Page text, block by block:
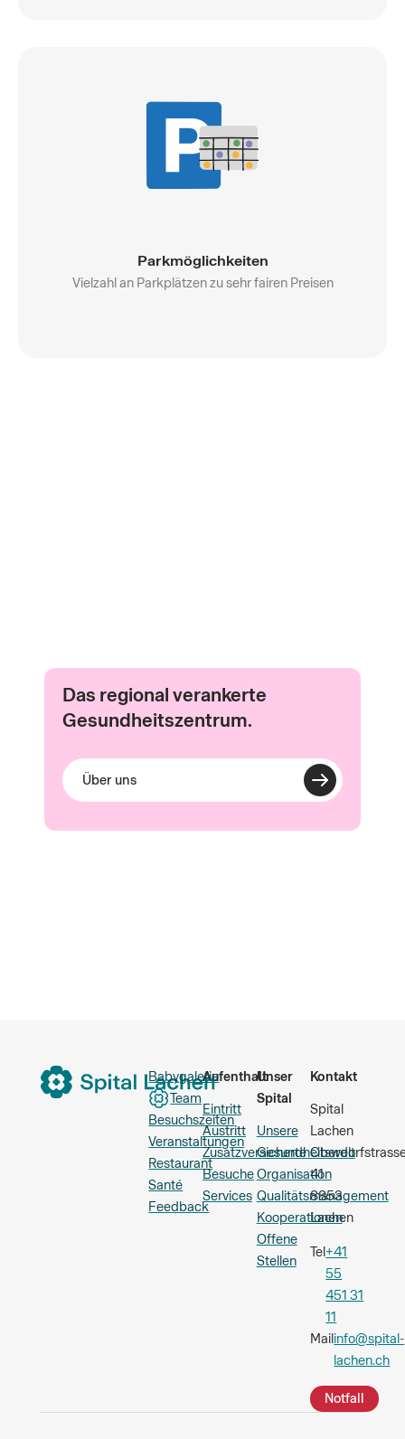
Parkmöglichkeiten
Vielzahl an Parkplätzen zu sehr fairen Preisen
Das regional verankerte
Gesundheitszentrum.
Über uns
Babygalerie
Team
Besuchszeiten
Veranstaltungen
Restaurant
Santé
Feedback
Aufenthalt
Eintritt
Austritt
Zusatzversicherte
Besuche
Services
Unser
Spital
Unsere
Gesundheitswelt
Organisation
Qualitätsmanagement
Kooperationen
Offene
Stellen
Kontakt
Spital
Lachen
41
8853
Lachen
Tel+41
55
451 31
11
Mailinfo@spital-
lachen.ch
Notfall